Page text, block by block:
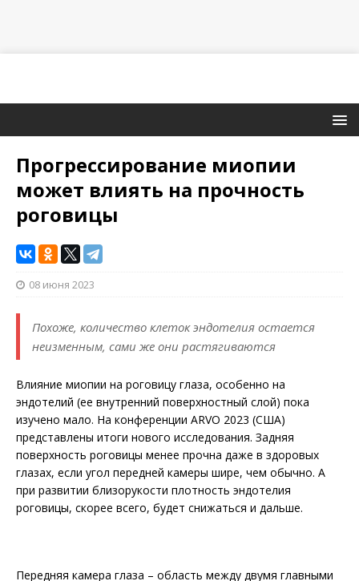
Прогрессирование миопии
может влиять на прочность
роговицы
08 июня 2023
Похоже, количество клеток эндотелия остается
неизменным, сами же они растягиваются
Влияние миопии на роговицу глаза, особенно на
эндотелий (ее внутренний поверхностный слой) пока
изучено мало. На конференции ARVO 2023 (США)
представлены итоги нового исследования. Задняя
поверхность роговицы менее прочна даже в здоровых
глазах, если угол передней камеры шире, чем обычно. А
при развитии близорукости плотность эндотелия
роговицы, скорее всего, будет снижаться и дальше.
Передняя камера глаза – область между двумя главными